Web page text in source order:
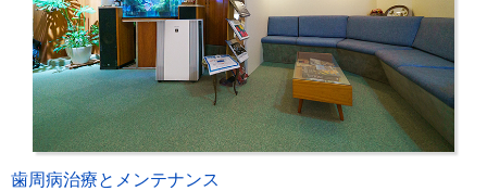
歯周病治療とメンテナンス